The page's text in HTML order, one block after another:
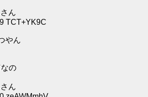
ん
TCT+YK9C
やん
の
ん